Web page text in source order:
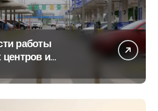
работы
центров и